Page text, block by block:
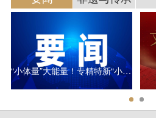
“小体量”大能量！专精特新“小巨人”研发平均投入超3000万元